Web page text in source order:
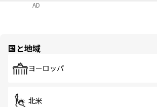
AD
国と地域
ヨーロッパ
北米